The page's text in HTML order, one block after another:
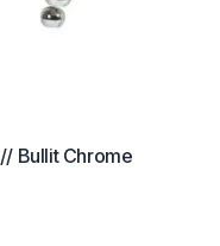
// Bullit Chrome